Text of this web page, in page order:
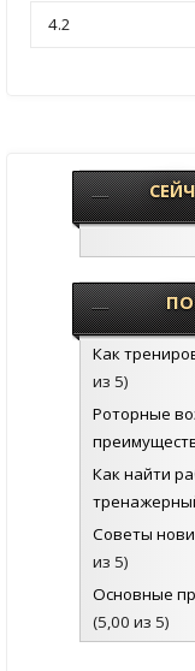
Как
из 5)
Роторные
Как найти
Советы
из 5)
Основные
(5,00 из 5)